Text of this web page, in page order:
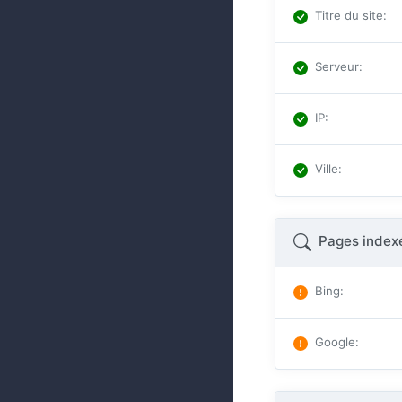
Titre du site:
Serveur:
IP:
Ville:
Pages
Bing:
Google: